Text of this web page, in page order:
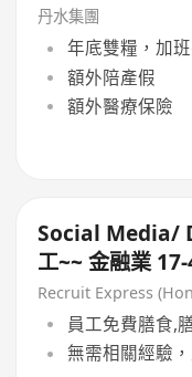
丹水集團
年底雙糧，加
額外陪產假
額外醫療保險
Social
工~~ 金融業 17-
Recruit Express
員工免費膳食,
無需相關經驗